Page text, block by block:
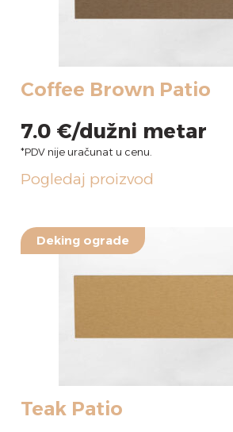
Coffee Brown Patio
7.0 €
Pogledaj proizvod
Teak Patio